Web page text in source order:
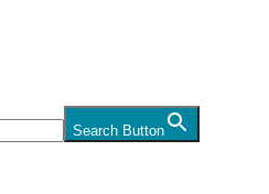
Search Button